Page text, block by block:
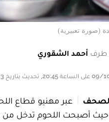
(صورة تعبيرية)
طرف أحمد الشقوري
عبر مهنيو قطاع
أصبحت اللحوم تدخل من